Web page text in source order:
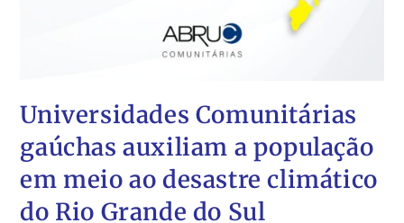
Universidades Comunitárias
gaúchas auxiliam a população
em meio ao desastre climático
do Rio Grande do Sul